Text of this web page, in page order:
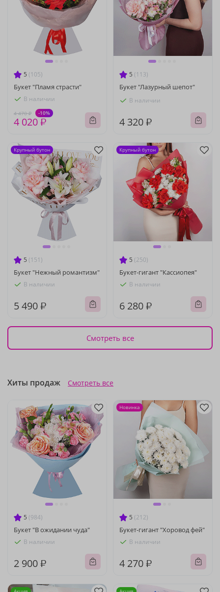
5 (105)
Букет "Пламя страсти"
В наличии
4 470 ₽ -10%
4 020 ₽
5 (113)
Букет "Лазурный шепот"
В наличии
4 320 ₽
5 (151)
Букет "Нежный романтизм"
В наличии
5 490 ₽
Крупный бутон
5 (250)
Букет-гигант "Кассиопея"
В наличии
6 280 ₽
Крупный бутон
Смотреть все
Хиты продаж Смотреть все
5 (984)
Букет "В ожидании чуда"
В наличии
2 900 ₽
5 (212)
Букет-гигант "Хоровод фей"
В наличии
4 270 ₽
Новинка